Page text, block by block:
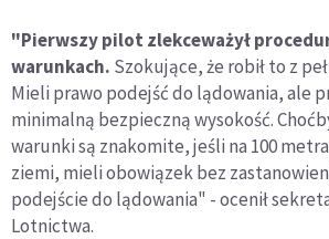
"Pierwszy pilot zlekceważył
warunkach. Szokujące, że robił to z
Mieli prawo podejść do lądowania, ale
minimalną bezpieczną wysokość.
warunki są znakomite, jeśli na 100
ziemi, mieli obowiązek bez
podejście do lądowania" - ocenił
Lotnictwa.